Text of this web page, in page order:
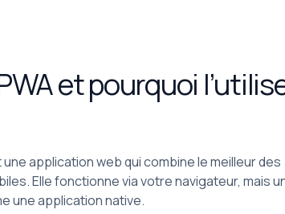
et pourquoi
application web qui combine le meilleur des
Elle fonctionne via votre navigateur, mais
une application native.